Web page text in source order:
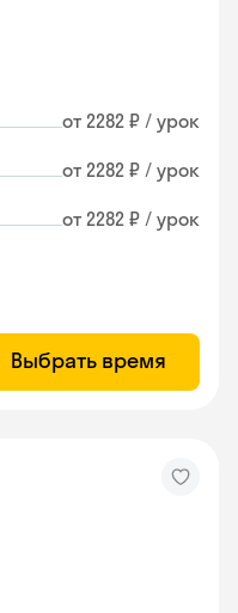
от 2282 ₽ / урок
от 2282 ₽ / урок
от 2282 ₽ / урок
Выбрать время